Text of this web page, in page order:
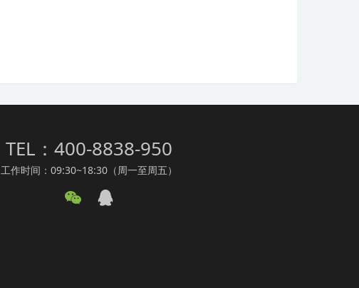
TEL：400-8838-950
工作时间：09:30~18:30（周一至周五）